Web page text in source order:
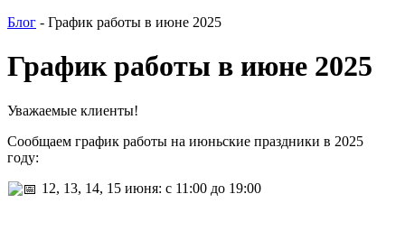
Блог - График работы в июне 2025
График работы в июне 2025
Уважаемые клиенты!
Сообщаем график работы на июньские праздники в 2025
году:
12, 13, 14, 15 июня: с 11:00 до 19:00